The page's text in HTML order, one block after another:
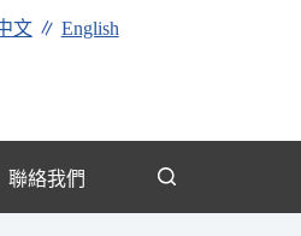
文∥ English
聯絡我們